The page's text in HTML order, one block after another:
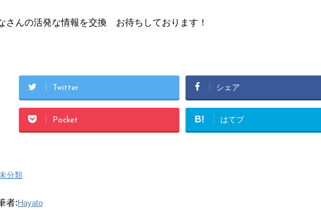
さんの活発な情報を交換 お待ちしております！
Twitter シェア
Pocket B! はてブ
分類
者:Hayato